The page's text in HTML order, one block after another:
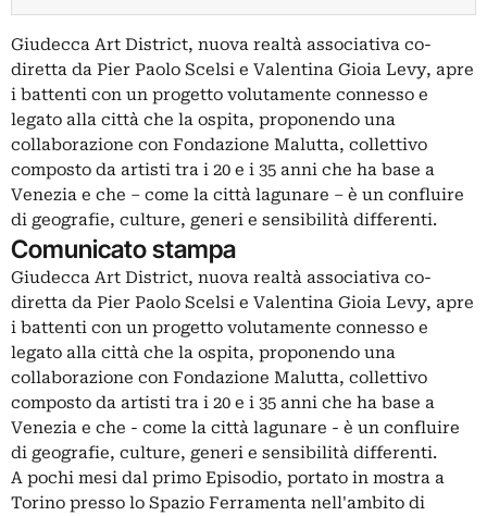
Giudecca Art District, nuova realtà associativa co-
diretta da Pier Paolo Scelsi e Valentina Gioia Levy, apre
i battenti con un progetto volutamente connesso e
legato alla città che la ospita, proponendo una
collaborazione con Fondazione Malutta, collettivo
composto da artisti tra i 20 e i 35 anni che ha base a
Venezia e che – come la città lagunare – è un confluire
di geografie, culture, generi e sensibilità differenti.
Comunicato stampa
Giudecca Art District, nuova realtà associativa co-
diretta da Pier Paolo Scelsi e Valentina Gioia Levy, apre
i battenti con un progetto volutamente connesso e
legato alla città che la ospita, proponendo una
collaborazione con Fondazione Malutta, collettivo
composto da artisti tra i 20 e i 35 anni che ha base a
Venezia e che - come la città lagunare - è un confluire
di geografie, culture, generi e sensibilità differenti.
A pochi mesi dal primo Episodio, portato in mostra a
Torino presso lo Spazio Ferramenta nell'ambito di